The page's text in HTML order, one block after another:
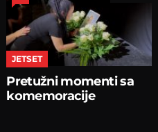
JETSET
Pretužni momenti sa
komemoracije